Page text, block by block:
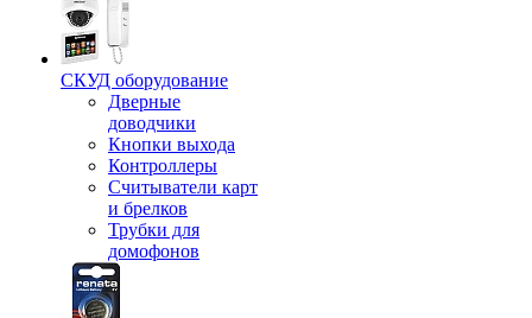
СКУД оборудование
Дверные
доводчики
Кнопки выхода
Контроллеры
Считыватели карт
и брелков
Трубки для
домофонов